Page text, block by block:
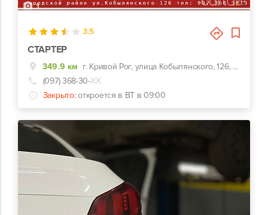
1
3.5
СТАРТЕР
349.9 км
г. Кривой Рог, улица Кобылянского, 126, рядом с Мультиплексом
(097) 368-30-ХХ
Закрыто: откроется в ВТ в 09:00